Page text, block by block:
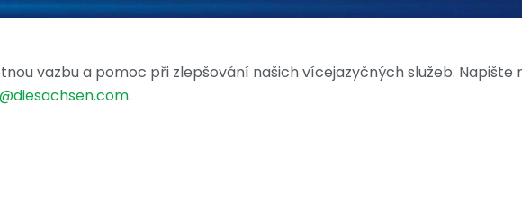
vazbu a pomoc při zlepšování našich vícejazyčných služeb. Napište
.